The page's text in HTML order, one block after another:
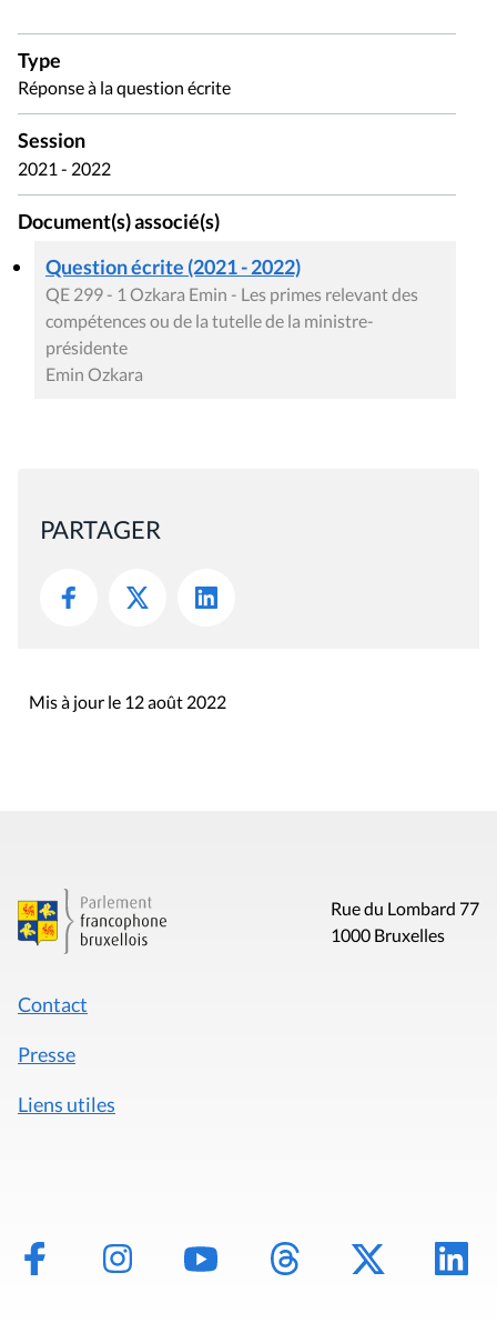
Type
Réponse à la question écrite
Session
2021 - 2022
Document(s) associé(s)
Question écrite (2021 - 2022)
QE 299 - 1 Ozkara Emin - Les primes relevant des
compétences ou de la tutelle de la ministre-
présidente
Emin Ozkara
PARTAGER
Mis à jour le 12 août 2022
Rue du Lombard 77
1000 Bruxelles
Contact
Presse
Liens utiles